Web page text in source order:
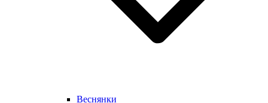
Веснянки